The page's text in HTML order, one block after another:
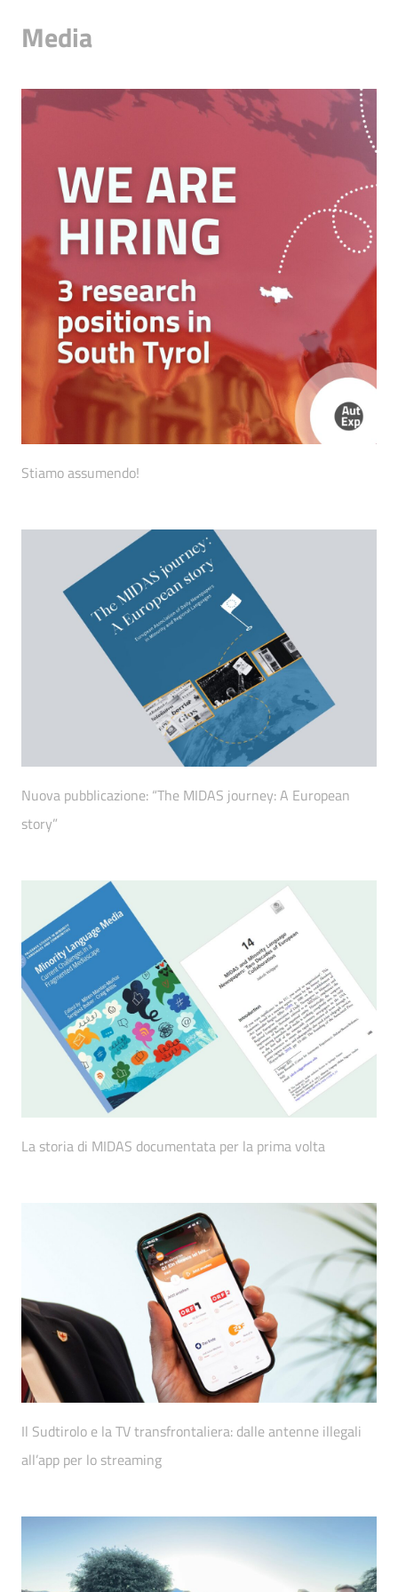
Media
Stiamo assumendo!
Nuova pubblicazione: “The MIDAS journey: A European
story”
La storia di MIDAS documentata per la prima volta
Il Sudtirolo e la TV transfrontaliera: dalle antenne illegali
all’app per lo streaming